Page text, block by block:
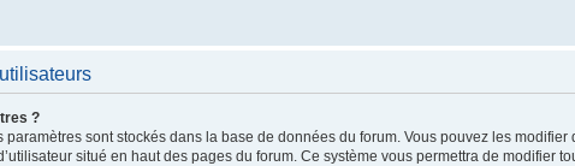
?
sont stockés dans la base de données du forum. Vous pouvez les
situé en haut des pages du forum. Ce système vous permettra de modifier